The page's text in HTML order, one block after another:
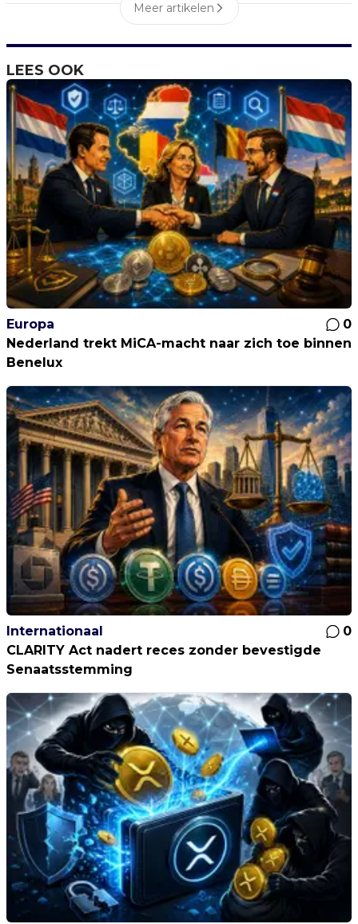
Meer artikelen
LEES OOK
Europa
0
Nederland trekt MiCA-macht naar zich toe binnen
Benelux
Internationaal
0
CLARITY Act nadert reces zonder bevestigde
Senaatsstemming